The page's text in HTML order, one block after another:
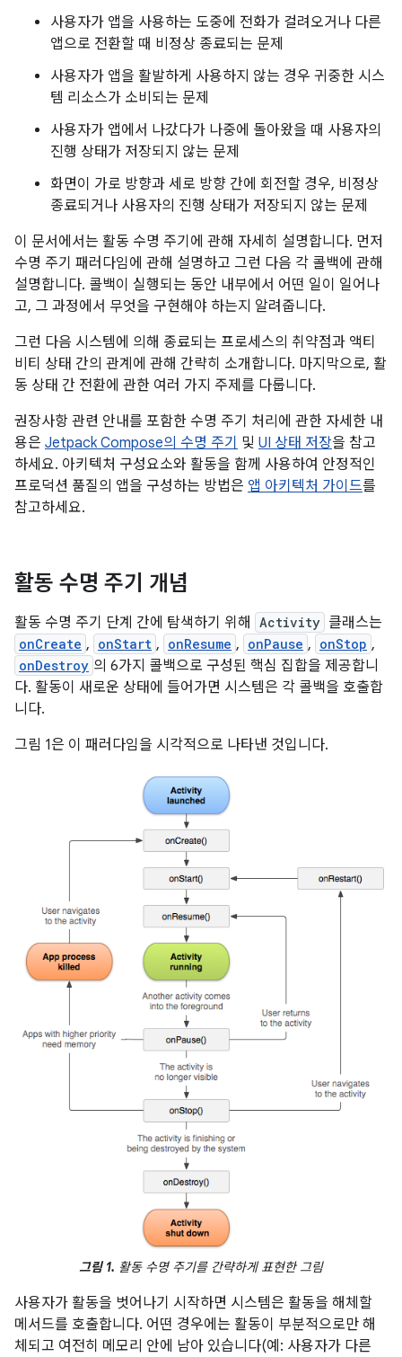
사용자가 앱을 사용하는 도중에 전화가 걸려오거나 다른
앱으로 전환할 때 비정상 종료되는 문제
사용자가 앱을 활발하게 사용하지 않는 경우 귀중한 시스
템 리소스가 소비되는 문제
사용자가 앱에서 나갔다가 나중에 돌아왔을 때 사용자의
진행 상태가 저장되지 않는 문제
화면이 가로 방향과 세로 방향 간에 회전할 경우, 비정상
종료되거나 사용자의 진행 상태가 저장되지 않는 문제
이 문서에서는 활동 수명 주기에 관해 자세히 설명합니다. 먼저
수명 주기 패러다임에 관해 설명하고 그런 다음 각 콜백에 관해
설명합니다. 콜백이 실행되는 동안 내부에서 어떤 일이 일어나
고, 그 과정에서 무엇을 구현해야 하는지 알려줍니다.
그런 다음 시스템에 의해 종료되는 프로세스의 취약점과 액티
비티 상태 간의 관계에 관해 간략히 소개합니다. 마지막으로, 활
동 상태 간 전환에 관한 여러 가지 주제를 다룹니다.
권장사항 관련 안내를 포함한 수명 주기 처리에 관한 자세한 내
용은 Jetpack Compose의 수명 주기 및 UI 상태 저장을 참고
하세요. 아키텍처 구성요소와 활동을 함께 사용하여 안정적인
프로덕션 품질의 앱을 구성하는 방법은 앱 아키텍처 가이드를
참고하세요.
활동 수명 주기 개념
활동 수명 주기 단계 간에 탐색하기 위해 Activity 클래스는
onCreate , onStart , onResume , onPause , onStop ,
onDestroy 의 6가지 콜백으로 구성된 핵심 집합을 제공합니
다. 활동이 새로운 상태에 들어가면 시스템은 각 콜백을 호출합
니다.
그림 1은 이 패러다임을 시각적으로 나타낸 것입니다.
그림 1. 활동 수명 주기를 간략하게 표현한 그림
사용자가 활동을 벗어나기 시작하면 시스템은 활동을 해체할
메서드를 호출합니다. 어떤 경우에는 활동이 부분적으로만 해
체되고 여전히 메모리 안에 남아 있습니다(예: 사용자가 다른